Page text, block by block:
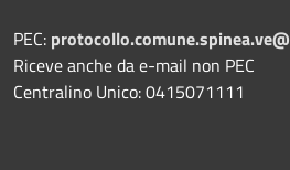
PEC:
Riceve anche da e-mail non PEC
Centralino Unico: 0415071111